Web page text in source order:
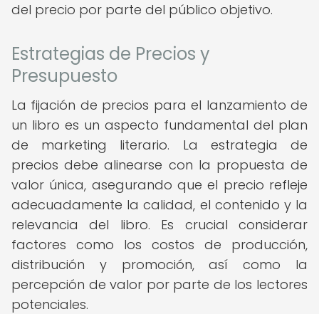
del precio por parte del público objetivo.
Estrategias de Precios y
Presupuesto
La fijación de precios para el lanzamiento de
un libro es un aspecto fundamental del plan
de marketing literario. La estrategia de
precios debe alinearse con la propuesta de
valor única, asegurando que el precio refleje
adecuadamente la calidad, el contenido y la
relevancia del libro. Es crucial considerar
factores como los costos de producción,
distribución y promoción, así como la
percepción de valor por parte de los lectores
potenciales.